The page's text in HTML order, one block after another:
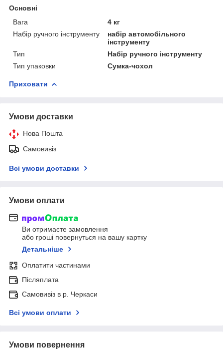
Основні
Вага
4 кг
Набір ручного інструменту
набір автомобільного
інструменту
Тип
Набір ручного інструменту
Тип упаковки
Сумка-чохол
Приховати
Умови доставки
Нова Пошта
Самовивіз
Всі умови доставки
Умови оплати
Ви отримаєте замовлення
або гроші повернуться на вашу картку
Детальніше
Оплатити частинами
Післяплата
Самовивіз в р. Черкаси
Всі умови оплати
Умови повернення